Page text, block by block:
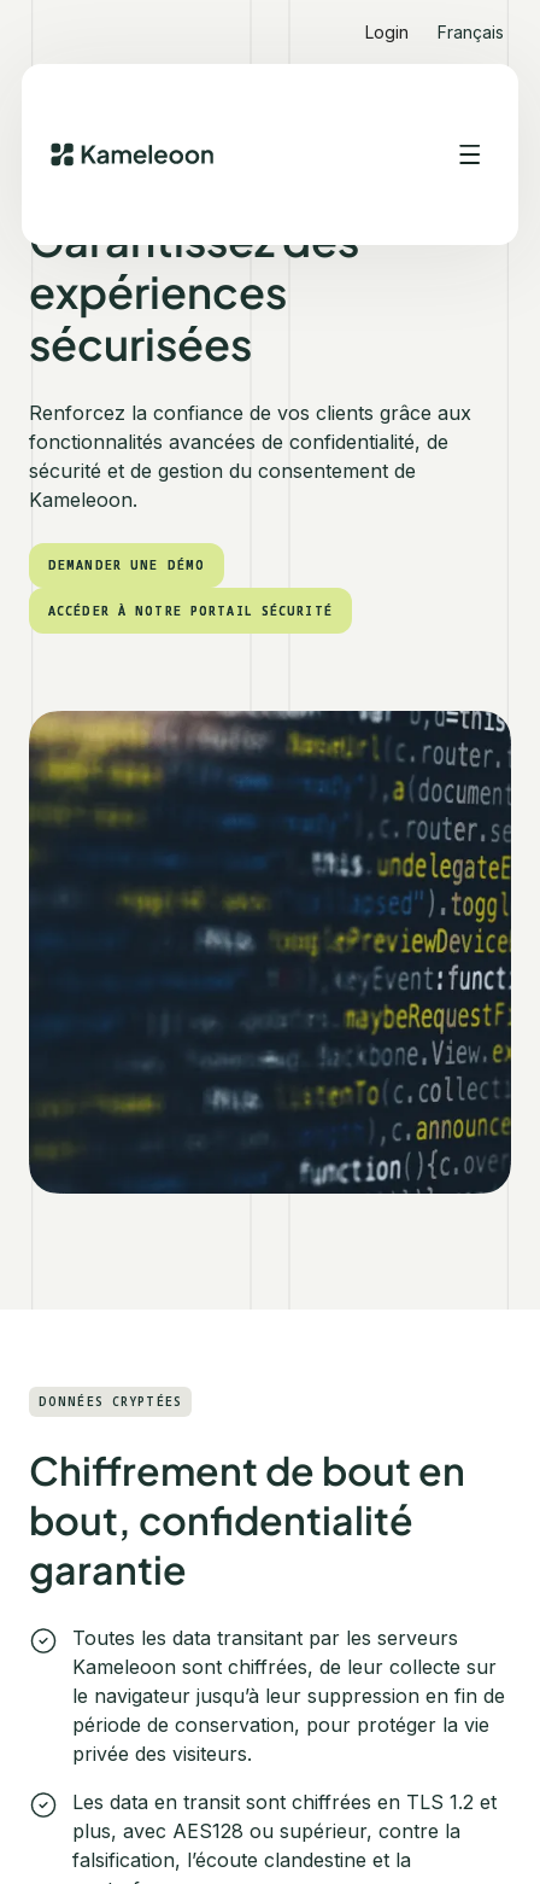
Login Français
CONFIDENTIALITÉ ET SECURITÉ
Garantissez des
expériences
sécurisées
Renforcez la confiance de vos clients grâce aux
fonctionnalités avancées de confidentialité, de
sécurité et de gestion du consentement de
Kameleoon.
DEMANDER UNE DÉMO
DEMANDER UNE DÉMO
ACCÉDER À NOTRE PORTAIL SÉCURITÉ
ACCÉDER À NOTRE PORTAIL SÉCURITÉ
DONNÉES CRYPTÉES
Chiffrement de bout en
bout, confidentialité
garantie
Toutes les data transitant par les serveurs
Kameleoon sont chiffrées, de leur collecte sur
le navigateur jusqu’à leur suppression en fin de
période de conservation, pour protéger la vie
privée des visiteurs.
Les data en transit sont chiffrées en TLS 1.2 et
plus, avec AES128 ou supérieur, contre la
falsification, l’écoute clandestine et la